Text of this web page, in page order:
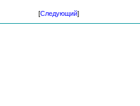
[Следующий]